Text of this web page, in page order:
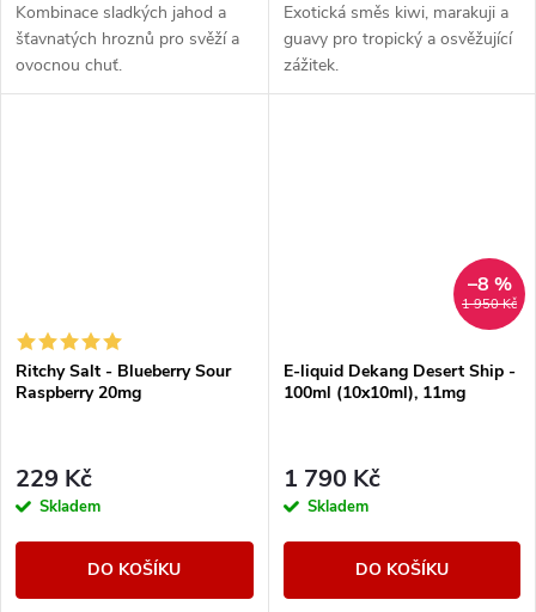
Kombinace sladkých jahod a
šťavnatých hroznů pro svěží a
ovocnou chuť.
Exotická směs kiwi, marakuji a
guavy pro tropický a osvěžující
zážitek.
Ritchy Salt - Blueberry Sour
Raspberry 20mg
229 Kč
Skladem
DO KOŠÍKU
1 950 Kč
–8 %
E-liquid Dekang Desert Ship -
100ml (10x10ml), 11mg
1 790 Kč
Skladem
DO KOŠÍKU